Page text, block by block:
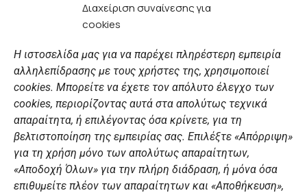
Διαχείριση συναίνεσης για
cookies
Η ιστοσελίδα μας για να παρέχει πληρέστερη εμπειρία
αλληλεπίδρασης με τους χρήστες της, χρησιμοποιεί
cookies. Μπορείτε να έχετε τον απόλυτο έλεγχο των
cookies, περιορίζοντας αυτά στα απολύτως τεχνικά
απαραίτητα, ή επιλέγοντας όσα κρίνετε, για τη
βελτιστοποίηση της εμπειρίας σας. Επιλέξτε «Απόρριψη»
για τη χρήση μόνο των απολύτως απαραίτητων,
«Αποδοχή Όλων» για την πλήρη διάδραση, ή μόνα όσα
επιθυμείτε πλέον των απαραίτητων και «Αποθήκευση»,
F
a
e
b
o
o
k
t
a
g
r
a
m
t
u
b
e
n
k
e
d
i
n
ΣΎΝΔΕΣΜΟΙ
Αθλητικές σχολές
Διάπλους
Χορηγοί
Summer Camp